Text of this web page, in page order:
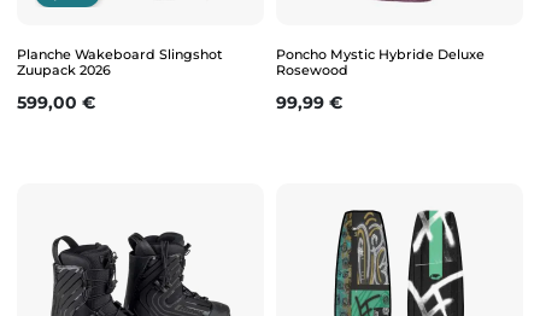
Planche Wakeboard Slingshot
Zuupack 2026
Prix
599,00 €
Poncho Mystic Hybride Deluxe
Rosewood
Prix
99,99 €